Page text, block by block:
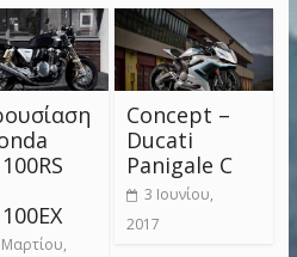
Concept –
Ducati
Panigale C
3 Ιουνίου,
2017